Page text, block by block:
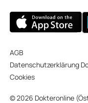
AGB
Datenschutzerklärung
Cookies
© 2026 Dokteronline